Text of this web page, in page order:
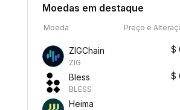
Moedas em destaque
Moeda Preço e
ZIGChain
ZIG
$
Bless
BLESS
$
Heima